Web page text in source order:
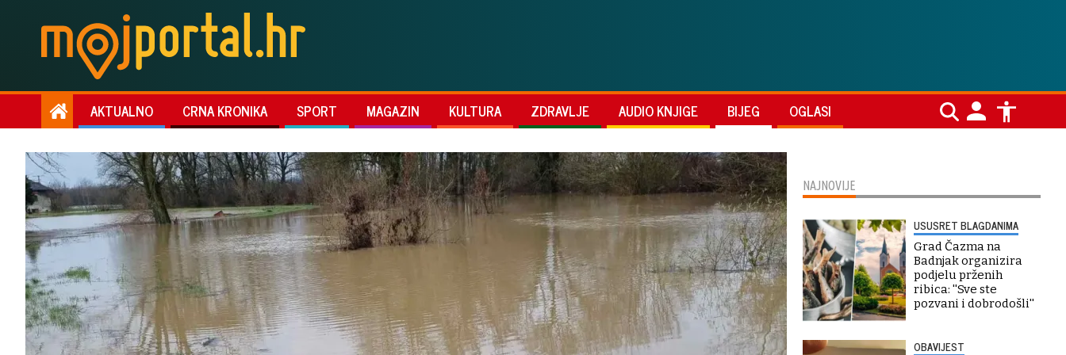
AKTUALNO CRNA KRONIKA SPORT MAGAZIN KULTURA ZDRAVLJE AUDIO KNJIGE BIJEG OGLASI
NAJNOVIJE
USUSRET BLAGDANIMA
Grad Čazma na
Badnjak organizira
podjelu prženih
ribica: ''Sve ste
pozvani i dobrodošli''
OBAVIJEST